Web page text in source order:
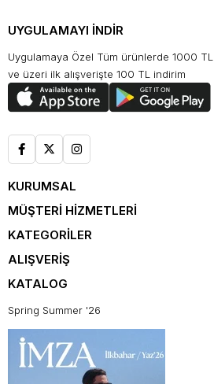
UYGULAMAYI İNDİR
Uygulamaya Özel Tüm ürünlerde 1000 TL
ve üzeri ilk alışverişte 100 TL indirim
KURUMSAL
MÜŞTERİ HİZMETLERİ
KATEGORİLER
ALIŞVERİŞ
KATALOG
Spring Summer '26